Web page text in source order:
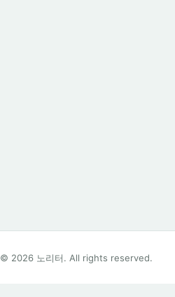
© 2026 노리터. All rights reserved.